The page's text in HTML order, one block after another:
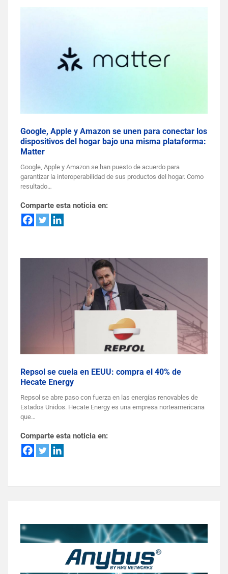
Google, Apple y Amazon se unen para conectar los
dispositivos del hogar bajo una misma plataforma:
Matter
Google, Apple y Amazon se han puesto de acuerdo para
garantizar la interoperabilidad de sus productos del hogar. Como
resultado…
Comparte esta noticia en:
Repsol se cuela en EEUU: compra el 40% de
Hecate Energy
Repsol se abre paso con fuerza en las energías renovables de
Estados Unidos. Hecate Energy es una empresa norteamericana
que…
Comparte esta noticia en: